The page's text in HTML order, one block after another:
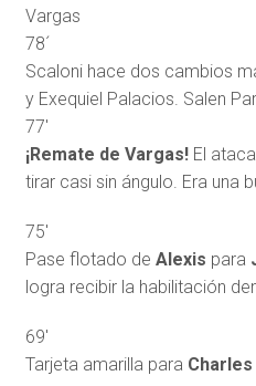
Vargas
78´
Scaloni hace dos cambios
y Exequiel Palacios. Salen
77′
¡Remate de Vargas! El
tirar casi sin ángulo. Era una
75′
Pase flotado de Alexis para
logra recibir la habilitación
69′
Tarjeta amarilla para